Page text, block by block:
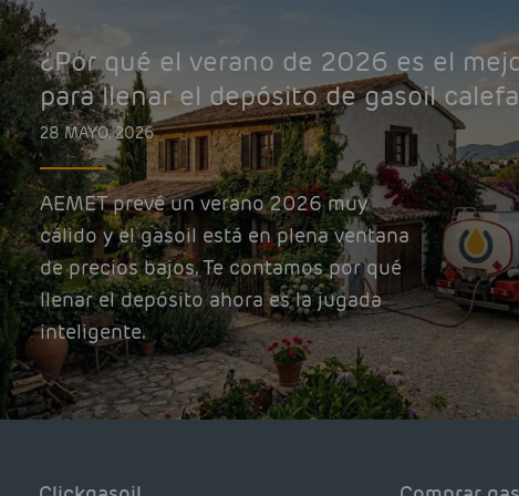
¿Por qué el verano de 2026 es el
para llenar el depósito de gasoil
28 MAYO, 2026
AEMET prevé un verano 2026 muy
cálido y el gasoil está en plena ventana
de precios bajos. Te contamos por qué
llenar el depósito ahora es la jugada
inteligente.